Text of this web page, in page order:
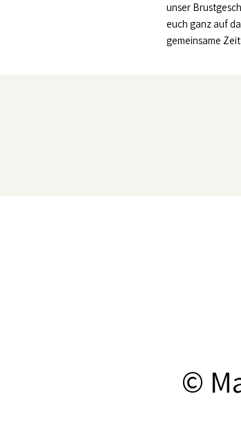
unser
euch ganz auf
gemeinsame
©